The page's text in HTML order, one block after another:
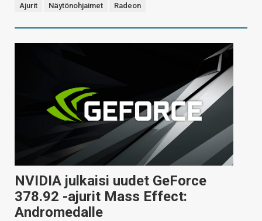
Ajurit Näytönohjaimet Radeon
NVIDIA julkaisi uudet GeForce
378.92 -ajurit Mass Effect:
Andromedalle